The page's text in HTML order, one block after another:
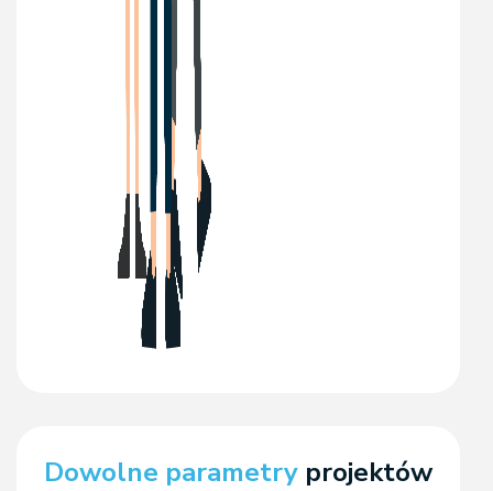
Dowolne parametry projektów